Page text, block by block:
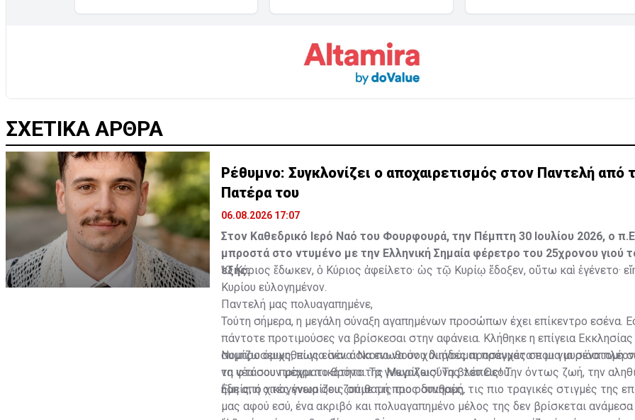
ΣΧΕΤΙΚΑ ΑΡΘΡΑ
Ρέθυμνο: Συγκλονίζει ο αποχαιρετισμός στον Παντελή από
Πατέρα του
06.08.2026 17:07
Στον Καθεδρικό Ιερό Ναό του Φουρφουρά, την Πέμπτη 30 Ιουλίου 2026, ο
μπροστά στο ντυμένο με την Ελληνική Σημαία φέρετρο του 25χρονου γιού
εξής:
"Ο Κύριος ἔδωκεν, ὁ Κύριος ἀφείλετο· ὡς τῷ Κυρίῳ ἔδοξεν, οὕτω καὶ ἐγένετο·
Κυρίου εὐλογημένον.
Παντελή μας πολυαγαπημένε,
Τούτη σήμερα, η μεγάλη σύναξη αγαπημένων προσώπων έχει επίκεντρο εσένα.
πάντοτε προτιμούσες να βρίσκεσαι στην αφάνεια. Κλήθηκε η επίγεια
συμπροσευχηθεί για σένα. Να ενωθούν χιλιάδες προσευχές σε μια μυριόστομη
να φτάσουν μέχρι το θρόνο της Μεγαλωσύνης του Θεού.
Νομίζω όμως, πως είναι άσκοπο να σου διηγούμαι πράγματα που για σένα
τη νέα σου πραγματικότητα. Τα γνωρίζεις! Τα βλέπεις! Την όντως ζωή, την
ήδη από χτές γνωρίζεις σπιθαμή προς σπιθαμή.
Εμείς, η οικογένεια σου ζούμε τις πιο οδυνηρές, τις πιο τραγικές στιγμές της
μας αφού εσύ, ένα ακριβό και πολυαγαπημένο μέλος της δεν βρίσκεται ανάμεσα